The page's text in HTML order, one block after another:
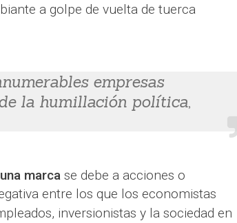
a golpe de vuelta de tuerca
empresas
la humillación política,
marcase debe a acciones o
entre los que los economistas
inversionistas y la sociedad en